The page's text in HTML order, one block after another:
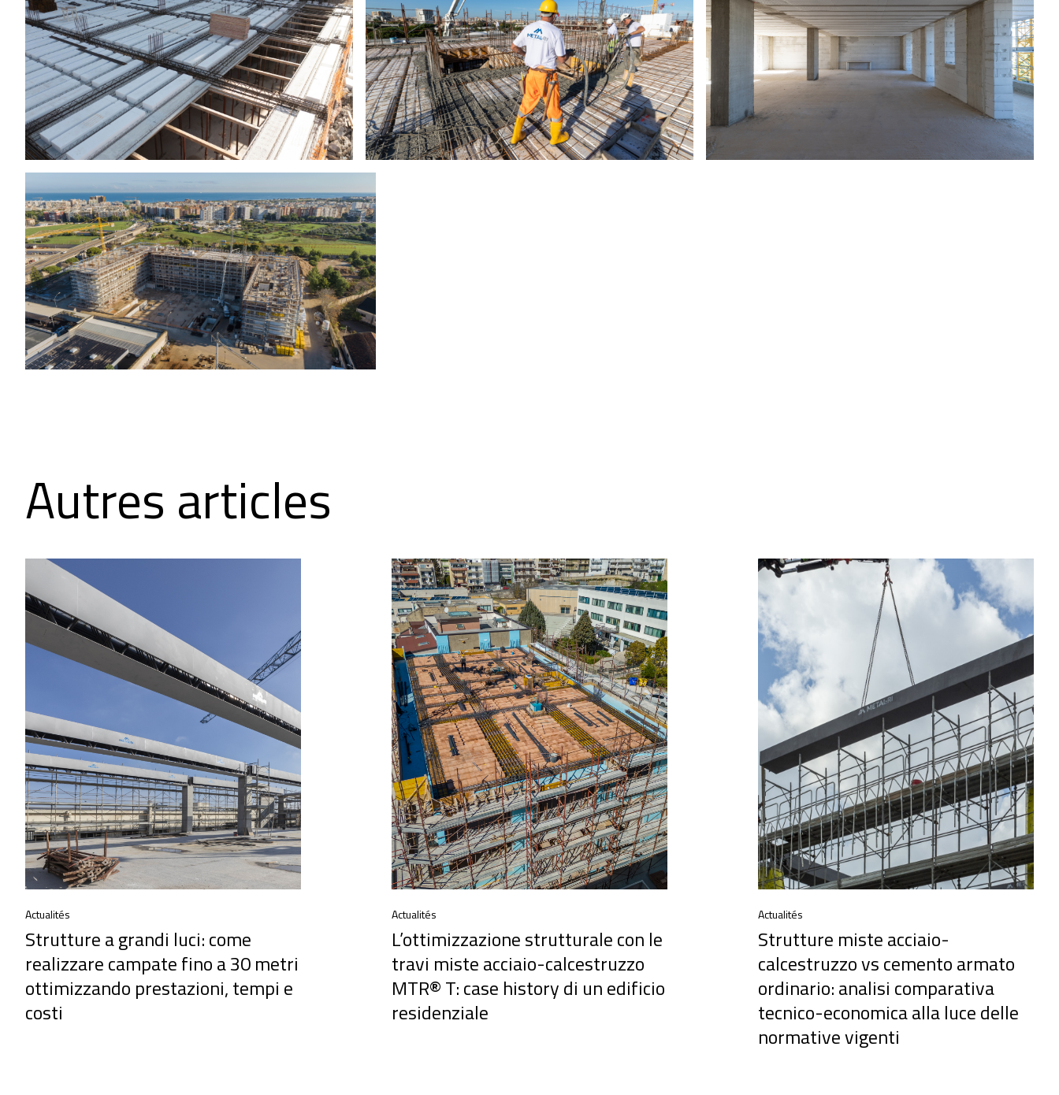
Autres articles
Actualités
Strutture a grandi luci: come
realizzare campate fino a 30 metri
ottimizzando prestazioni, tempi e
costi
Actualités
L’ottimizzazione strutturale con le
travi miste acciaio-calcestruzzo
MTR® T: case history di un edificio
residenziale
Actualités
Strutture miste acciaio-
calcestruzzo vs cemento armato
ordinario: analisi comparativa
tecnico-economica alla luce delle
normative vigenti